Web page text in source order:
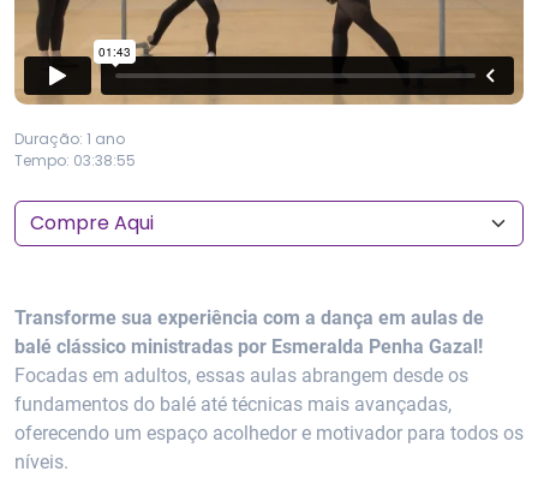
Duração: 1 ano
Tempo: 03:38:55
Transforme sua experiência com a dança em aulas de
balé clássico ministradas por Esmeralda Penha Gazal!
Focadas em adultos, essas aulas abrangem desde os
fundamentos do balé até técnicas mais avançadas,
oferecendo um espaço acolhedor e motivador para todos os
níveis.